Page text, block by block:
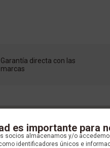
Garantía directa con las
marcas
es importante para
socios almacenamos y/o
identificadores únicos e